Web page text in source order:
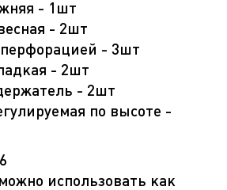
- 1шт
- 2шт
- 3шт
- 2шт
- 2шт
по высоте -
использовать как